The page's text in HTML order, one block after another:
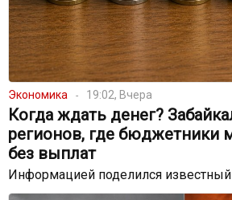
Экономика 19:02, Вчера
Когда ждать денег?
регионов, где бюджетники
без выплат
Информацией поделился известный